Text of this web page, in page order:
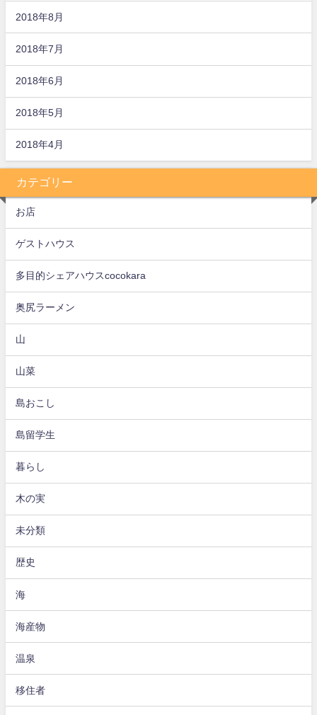
2018年8月
2018年7月
2018年6月
2018年5月
2018年4月
カテゴリー
お店
ゲストハウス
多目的シェアハウスcocokara
奥尻ラーメン
山
山菜
島おこし
島留学生
暮らし
木の実
未分類
歴史
海
海産物
温泉
移住者